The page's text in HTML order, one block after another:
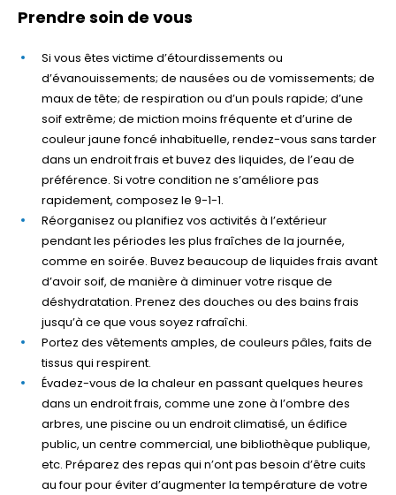
Prendre soin de vous
Si vous êtes victime d’étourdissements ou
d’évanouissements; de nausées ou de vomissements; de
maux de tête; de respiration ou d’un pouls rapide; d’une
soif extrême; de miction moins fréquente et d’urine de
couleur jaune foncé inhabituelle, rendez-vous sans tarder
dans un endroit frais et buvez des liquides, de l’eau de
préférence. Si votre condition ne s’améliore pas
rapidement, composez le 9-1-1.
Réorganisez ou planifiez vos activités à l’extérieur
pendant les périodes les plus fraîches de la journée,
comme en soirée. Buvez beaucoup de liquides frais avant
d’avoir soif, de manière à diminuer votre risque de
déshydratation. Prenez des douches ou des bains frais
jusqu’à ce que vous soyez rafraîchi.
Portez des vêtements amples, de couleurs pâles, faits de
tissus qui respirent.
Évadez-vous de la chaleur en passant quelques heures
dans un endroit frais, comme une zone à l’ombre des
arbres, une piscine ou un endroit climatisé, un édifice
public, un centre commercial, une bibliothèque publique,
etc. Préparez des repas qui n’ont pas besoin d’être cuits
au four pour éviter d’augmenter la température de votre